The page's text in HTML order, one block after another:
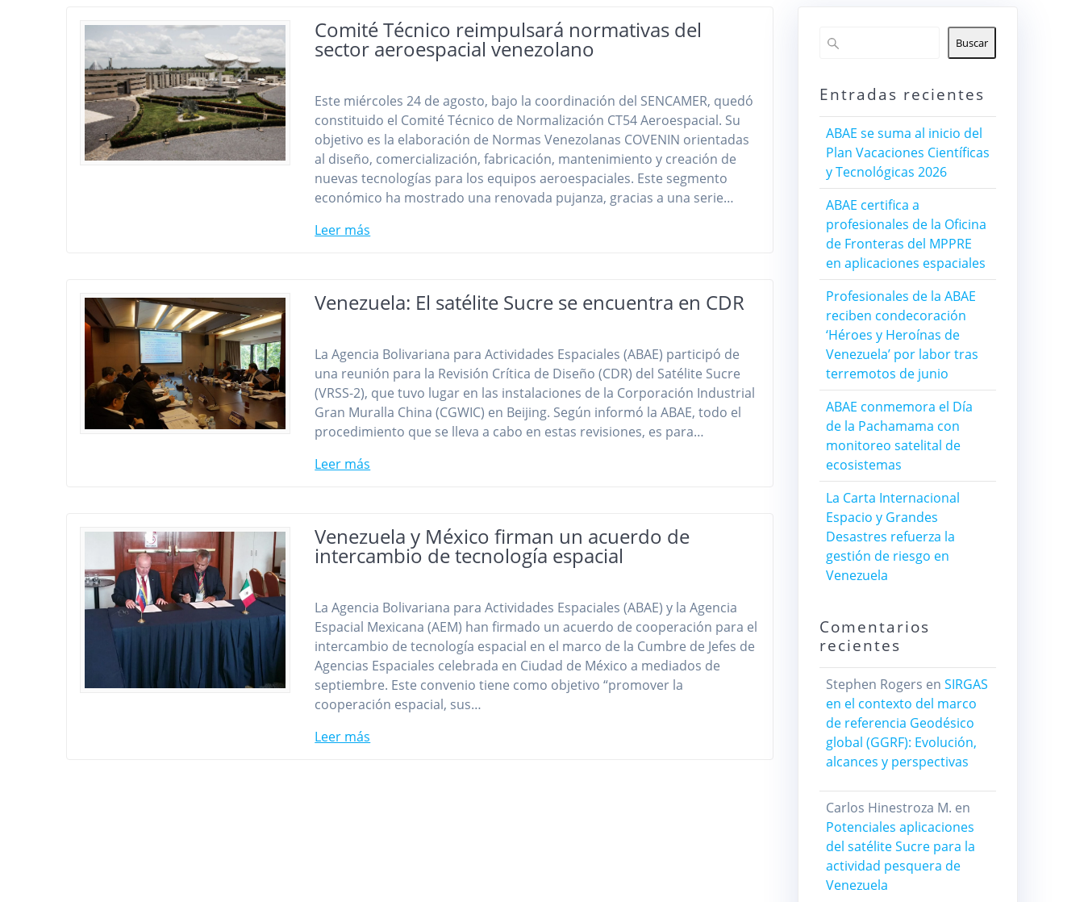
Comité Técnico reimpulsará normativas del
sector aeroespacial venezolano
Este miércoles 24 de agosto, bajo la coordinación del SENCAMER, quedó
constituido el Comité Técnico de Normalización CT54 Aeroespacial. Su
objetivo es la elaboración de Normas Venezolanas COVENIN orientadas
al diseño, comercialización, fabricación, mantenimiento y creación de
nuevas tecnologías para los equipos aeroespaciales. Este segmento
económico ha mostrado una renovada pujanza, gracias a una serie…
Leer más
Venezuela: El satélite Sucre se encuentra en CDR
La Agencia Bolivariana para Actividades Espaciales (ABAE) participó de
una reunión para la Revisión Crítica de Diseño (CDR) del Satélite Sucre
(VRSS-2), que tuvo lugar en las instalaciones de la Corporación Industrial
Gran Muralla China (CGWIC) en Beijing. Según informó la ABAE, todo el
procedimiento que se lleva a cabo en estas revisiones, es para…
Leer más
Venezuela y México firman un acuerdo de
intercambio de tecnología espacial
La Agencia Bolivariana para Actividades Espaciales (ABAE) y la Agencia
Espacial Mexicana (AEM) han firmado un acuerdo de cooperación para el
intercambio de tecnología espacial en el marco de la Cumbre de Jefes de
Agencias Espaciales celebrada en Ciudad de México a mediados de
septiembre. Este convenio tiene como objetivo “promover la
cooperación espacial, sus…
Leer más
Buscar
Entradas recientes
ABAE se suma al inicio del
Plan Vacaciones Científicas
y Tecnológicas 2026
ABAE certifica a
profesionales de la Oficina
de Fronteras del MPPRE
en aplicaciones espaciales
Profesionales de la ABAE
reciben condecoración
‘Héroes y Heroínas de
Venezuela’ por labor tras
terremotos de junio
ABAE conmemora el Día
de la Pachamama con
monitoreo satelital de
ecosistemas
La Carta Internacional
Espacio y Grandes
Desastres refuerza la
gestión de riesgo en
Venezuela
Comentarios
recientes
Stephen Rogers en SIRGAS
en el contexto del marco
de referencia Geodésico
global (GGRF): Evolución,
alcances y perspectivas
Carlos Hinestroza M. en
Potenciales aplicaciones
del satélite Sucre para la
actividad pesquera de
Venezuela